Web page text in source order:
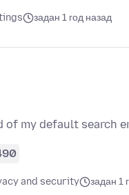
задан 1 год назад
my default search
and security задан 1